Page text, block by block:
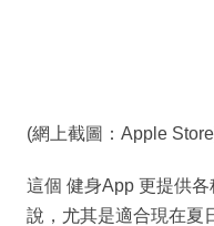
(網上截圖：Apple
這個 健身App 更提供
說，尤其是適合現在夏